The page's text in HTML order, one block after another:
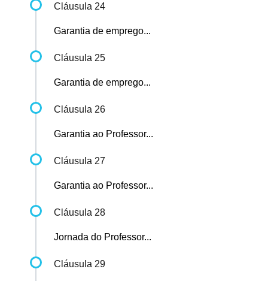
Cláusula 24
Garantia de emprego...
Cláusula 25
Garantia de emprego...
Cláusula 26
Garantia ao Professor...
Cláusula 27
Garantia ao Professor...
Cláusula 28
Jornada do Professor...
Cláusula 29